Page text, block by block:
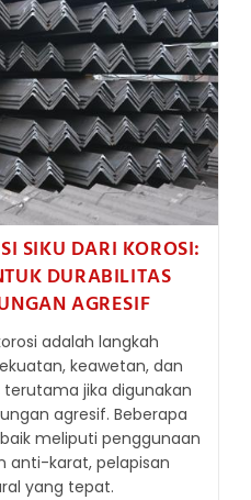
SIKU DARI KOROSI:
DURABILITAS
AGRESIF
adalah langkah
keawetan, dan
jika digunakan
agresif. Beberapa
meliputi penggunaan
anti-karat, pelapisan
yang tepat.